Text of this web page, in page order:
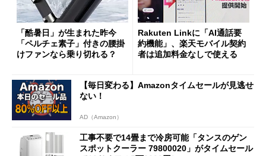
「酷暑日」が生まれた昨今
「ペルチェ素子」付きの腰掛
けファンなら乗り切れる？
Rakuten Linkに「AI通話要
約機能」、楽天モバイル契約
者は追加料金なしで使える
【毎日変わる】Amazonタイムセールが見逃せ
ない！
AD（Amazon）
工事不要で14畳まで冷房可能「タンスのゲン
スポットクーラー 79800020」がタイムセール